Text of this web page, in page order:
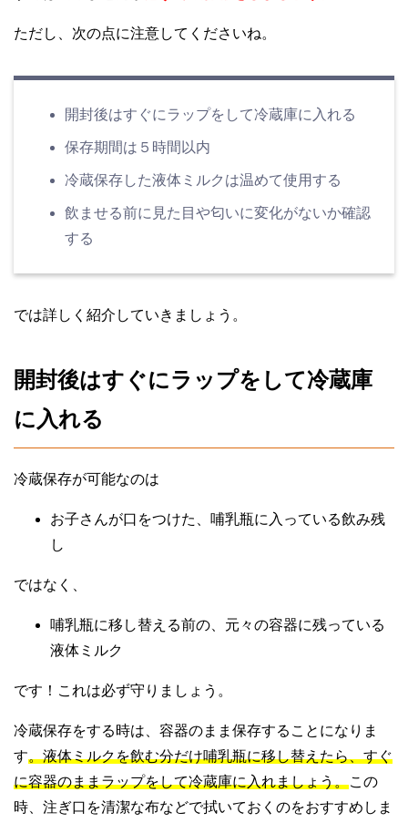
ただし、次の点に注意してくださいね。
開封後はすぐにラップをして冷蔵庫に入れる
保存期間は５時間以内
冷蔵保存した液体ミルクは温めて使用する
飲ませる前に見た目や匂いに変化がないか確認
する
では詳しく紹介していきましょう。
開封後はすぐにラップをして冷蔵庫
に入れる
冷蔵保存が可能なのは
お子さんが口をつけた、哺乳瓶に入っている飲み残
し
ではなく、
哺乳瓶に移し替える前の、元々の容器に残っている
液体ミルク
です！これは必ず守りましょう。
冷蔵保存をする時は、容器のまま保存することになりま
す。液体ミルクを飲む分だけ哺乳瓶に移し替えたら、すぐ
に容器のままラップをして冷蔵庫に入れましょう。この
時、注ぎ口を清潔な布などで拭いておくのをおすすめしま